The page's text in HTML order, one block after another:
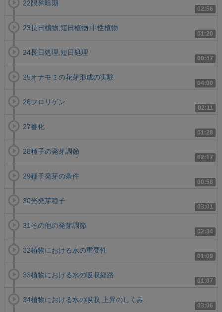
02:56
22限界暗期
01:20
23長日植物,短日植物,中性植物
00:47
24長日処理,短日処理
04:00
25オナモミの花芽形成の実験
02:11
26フロリゲン
01:28
27春化
02:17
28種子の発芽調節
00:58
29種子発芽の条件
03:01
30光発芽種子
02:34
31その他の発芽調節
01:09
32植物における水の重要性
01:07
33植物における水の吸収経路
03:06
34植物における水の吸収,上昇のしくみ